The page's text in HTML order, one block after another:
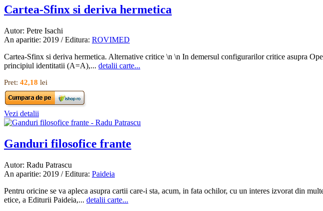
Cartea-Sfinx si deriva hermetica
Autor: Petre Isachi
An aparitie: 2019 / Editura: ROVIMED
Cartea-Sfinx si deriva hermetica. Alternative critice \n \n In demersul configurarilor critice asupra
principiul identitatii (A=A),... detalii carte...
Pret: 42,18 lei
Vezi detalii
Ganduri filosofice frante
Autor: Radu Patrascu
An aparitie: 2019 / Editura: Paideia
Pentru oricine se va apleca asupra cartii care-i sta, acum, in fata ochilor, cu un interes izvorat din
etice, a Editurii Paideia,... detalii carte...